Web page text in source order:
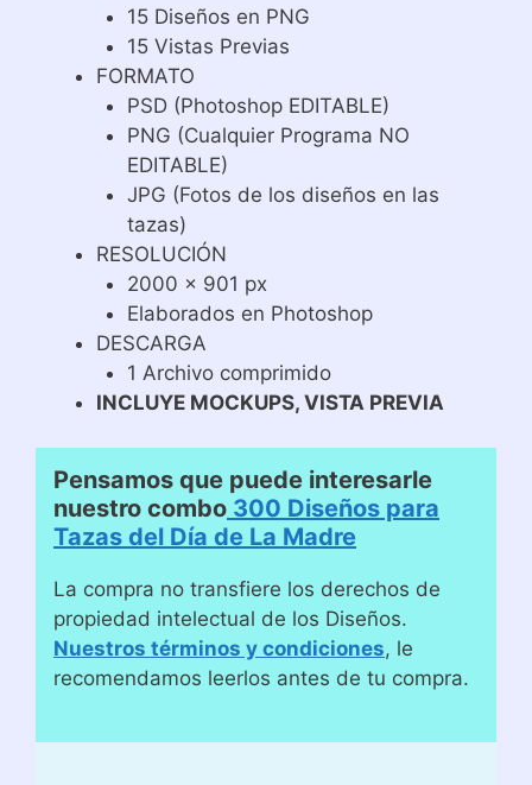
15 Diseños en PNG
15 Vistas Previas
FORMATO
PSD (Photoshop EDITABLE)
PNG (Cualquier Programa NO
EDITABLE)
JPG (Fotos de los diseños en las
tazas)
RESOLUCIÓN
2000 x 901 px
Elaborados en Photoshop
DESCARGA
1 Archivo comprimido
INCLUYE MOCKUPS, VISTA PREVIA
Pensamos que puede interesarle
nuestro combo 300 Diseños para
Tazas del Día de La Madre
La compra no transfiere los derechos de
propiedad intelectual de los Diseños.
Nuestros términos y condiciones, le
recomendamos leerlos antes de tu compra.